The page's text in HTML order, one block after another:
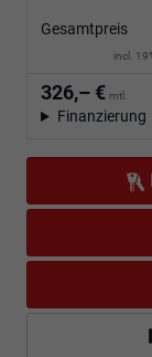
Gesamtpreis
incl.
326,– € mtl.
Finanzierung